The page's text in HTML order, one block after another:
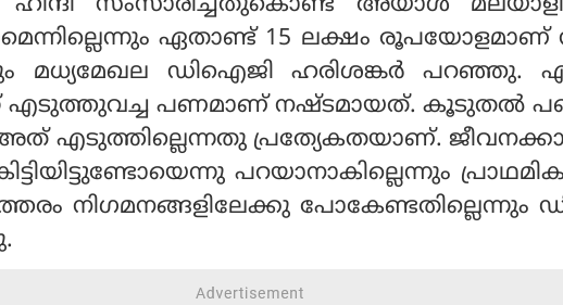
ഏതാണ്ട് 15 ലക്ഷം രൂപയോളമാണ്
മധ്യമേഖല ഡിഐജി ഹരിശങ്കര്‍ പറഞ്ഞു.
എടുത്തുവച്ച പണമാണ് നഷ്ടമായത്. കൂടുതല്‍
അത് എടുത്തില്ലെന്നതു പ്രത്യേകതയാണ്.
പറയാനാകില്ലെന്നും
നിഗമനങ്ങളിലേക്കു പോകേണ്ടതില്ലെന്നും